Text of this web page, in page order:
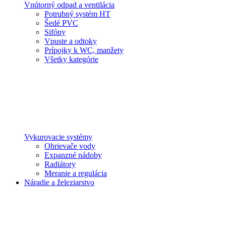
Vnútorný odpad a ventilácia
Potrubný systém HT
Šedé PVC
Sifóny
Vpuste a odtoky
Prípojky k WC, manžety
Všetky kategórie
Vykurovacie systémy
Ohrievače vody
Expanzné nádoby
Radiátory
Meranie a regulácia
Náradie a železiarstvo